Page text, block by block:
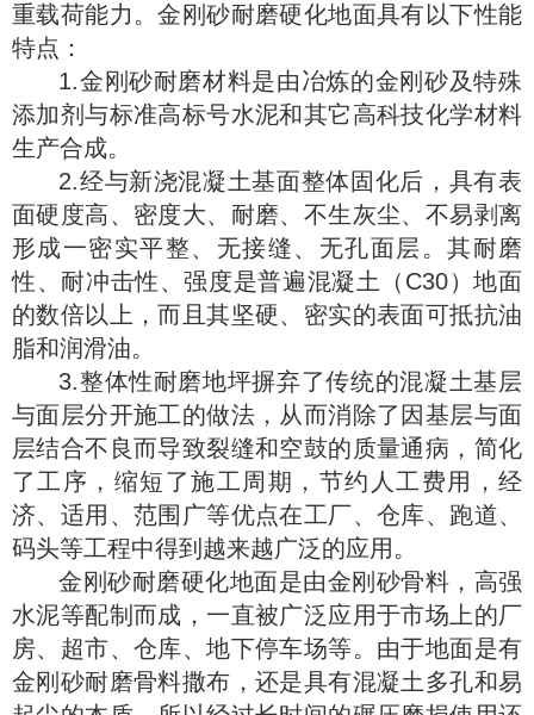
重载荷能力。金刚砂耐磨硬化地面具有以下性能
特点：
1.金刚砂耐磨材料是由冶炼的金刚砂及特殊
添加剂与标准高标号水泥和其它高科技化学材料
生产合成。
2.经与新浇混凝土基面整体固化后，具有表
面硬度高、密度大、耐磨、不生灰尘、不易剥离
形成一密实平整、无接缝、无孔面层。其耐磨
性、耐冲击性、强度是普遍混凝土（C30）地面
的数倍以上，而且其坚硬、密实的表面可抵抗油
脂和润滑油。
3.整体性耐磨地坪摒弃了传统的混凝土基层
与面层分开施工的做法，从而消除了因基层与面
层结合不良而导致裂缝和空鼓的质量通病，简化
了工序，缩短了施工周期，节约人工费用，经
济、适用、范围广等优点在工厂、仓库、跑道、
码头等工程中得到越来越广泛的应用。
金刚砂耐磨硬化地面是由金刚砂骨料，高强
水泥等配制而成，一直被广泛应用于市场上的厂
房、超市、仓库、地下停车场等。由于地面是有
金刚砂耐磨骨料撒布，还是具有混凝土多孔和易